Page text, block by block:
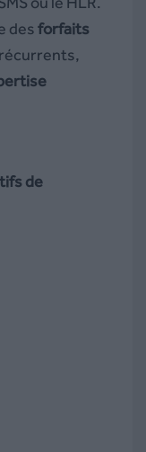
desforfaits
de